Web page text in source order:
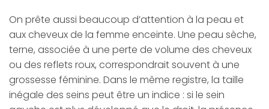
On prête aussi beaucoup d’attention à la peau et
aux cheveux de la femme enceinte. Une peau sèche,
terne, associée à une perte de volume des cheveux
ou des reflets roux, correspondrait souvent à une
grossesse féminine. Dans le même registre, la taille
inégale des seins peut être un indice : si le sein